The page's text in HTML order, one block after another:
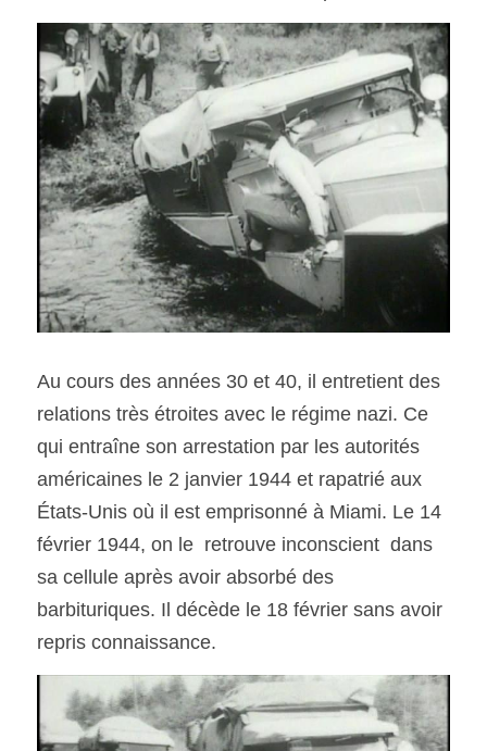
Au cours des années 30 et 40, il entretient des
relations très étroites avec le régime nazi. Ce
qui entraîne son arrestation par les autorités
américaines le 2 janvier 1944 et rapatrié aux
États-Unis où il est emprisonné à Miami. Le 14
février 1944, on le  retrouve inconscient  dans
sa cellule après avoir absorbé des
barbituriques. Il décède le 18 février sans avoir
repris connaissance.